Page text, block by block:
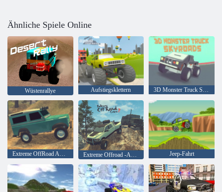
Ähnliche Spiele Online
Wüstenrallye Aufstiegsklettern 3D Monster Truck Skyroads
Extreme OffRoad Autos Jeep-Fahrt